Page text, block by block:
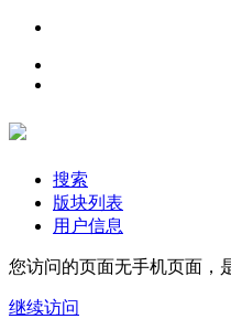
搜索
版块列表
用户信息
您访问的页面无手机页面，
继续访问